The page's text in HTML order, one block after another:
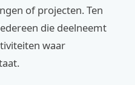
of projecten. Ten
die deelneemt
waar